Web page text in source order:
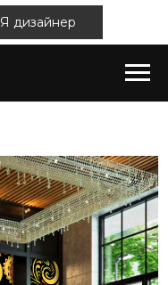
Я дизайнер